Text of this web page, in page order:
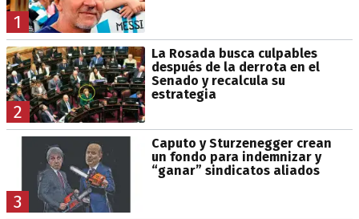
1
2
La Rosada busca culpables
después de la derrota en el
Senado y recalcula su
estrategia
3
Caputo y Sturzenegger crean
un fondo para indemnizar y
“ganar” sindicatos aliados